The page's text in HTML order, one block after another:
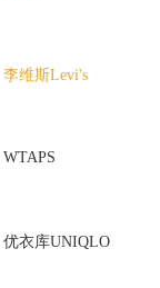
李维斯Levi's
WTAPS
优衣库UNIQLO